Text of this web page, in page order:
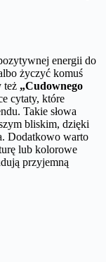
energii do
życzyć komuś
też „Cudownego
cytaty, które
Takie słowa
bliskim, dzięki
Dodatkowo warto
lub kolorowe
przyjemną